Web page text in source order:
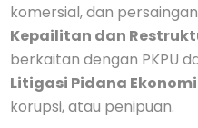
komersial, dan
Kepailitan dan
berkaitan dengan PKPU
Litigasi Pidana
korupsi, atau penipuan.